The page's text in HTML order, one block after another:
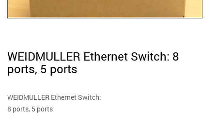
WEIDMULLER Ethernet Switch: 8
ports, 5 ports
WEIDMULLER Ethernet Switch:
8 ports, 5 ports